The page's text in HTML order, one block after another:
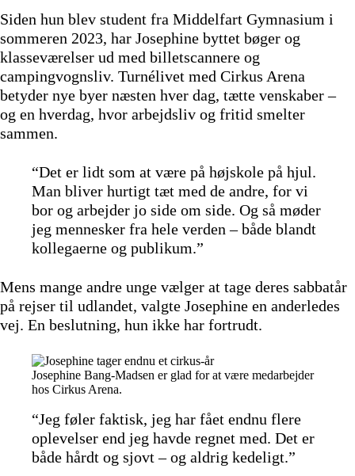
Siden hun blev student fra Middelfart Gymnasium i
sommeren 2023, har Josephine byttet bøger og
klasseværelser ud med billetscannere og
campingvognsliv. Turnélivet med Cirkus Arena
betyder nye byer næsten hver dag, tætte venskaber –
og en hverdag, hvor arbejdsliv og fritid smelter
sammen.
“Det er lidt som at være på højskole på hjul.
Man bliver hurtigt tæt med de andre, for vi
bor og arbejder jo side om side. Og så møder
jeg mennesker fra hele verden – både blandt
kollegaerne og publikum.”
Mens mange andre unge vælger at tage deres sabbatår
på rejser til udlandet, valgte Josephine en anderledes
vej. En beslutning, hun ikke har fortrudt.
Josephine Bang-Madsen er glad for at være medarbejder
hos Cirkus Arena.
“Jeg føler faktisk, jeg har fået endnu flere
oplevelser end jeg havde regnet med. Det er
både hårdt og sjovt – og aldrig kedeligt.”